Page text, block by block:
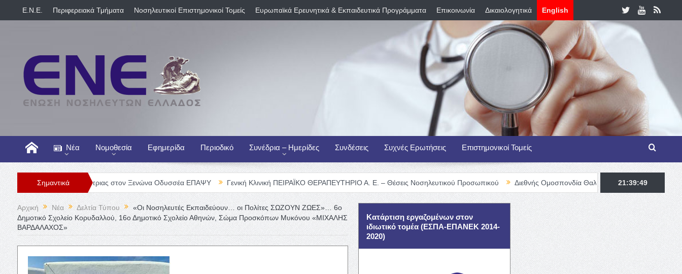
E.N.E. Περιφερειακά Τμήματα Νοσηλευτικοί Επιστημονικοί Τομείς Ευρωπαϊκά Ερευνητικά & Εκπαιδευτικά Προγράμματα Επικοινωνία Δικαιολογητικά English
Νέα Νομοθεσία Εφημερίδα Περιοδικό Συνέδρια – Ημερίδες Συνδέσεις Συχνές Ερωτήσεις Επιστημονικοί Τομείς
Σημαντικά
Νοσηλευτή/τριας στον Ξενώνα Οδυσσέα ΕΠΑΨΥ Γενική Κλινική ΠΕΙΡΑΪΚΟ ΘΕΡΑΠΕΥΤΗΡΙΟ Α. Ε. – Θέσεις Νοσηλευτικού Προσωπικού Διεθνής Ομοσπονδία Θαλασσαιμίας – TIF Fellowship Programme
21:39:50
Αρχική Νέα Δελτία Τύπου
«Οι Νοσηλευτές Εκπαιδεύουν… οι Πολίτες ΣΩΖΟΥΝ ΖΩΕΣ»… 6ο
Δημοτικό Σχολείο Κορυδαλλού, 16ο Δημοτικό Σχολείο Αθηνών, Σώμα Προσκόπων Μυκόνου «ΜΙΧΑΛΗΣ
ΒΑΡΔΑΛΑΧΟΣ»
Κατάρτιση εργαζομένων στον
ιδιωτικό τομέα (ΕΣΠΑ-ΕΠΑΝΕΚ 2014-
2020)